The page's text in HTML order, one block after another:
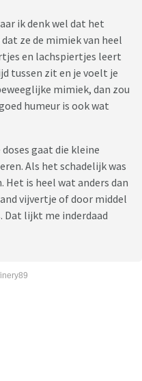
ik denk wel dat het
ze de mimiek van heel
en lachspiertjes leert
tussen zit en je voelt je
mimiek, dan zou
humeur is ook wat
gaat die kleine
Als het schadelijk was
Het is heel wat anders dan
vijvertje of door middel
Dat lijkt me inderdaad